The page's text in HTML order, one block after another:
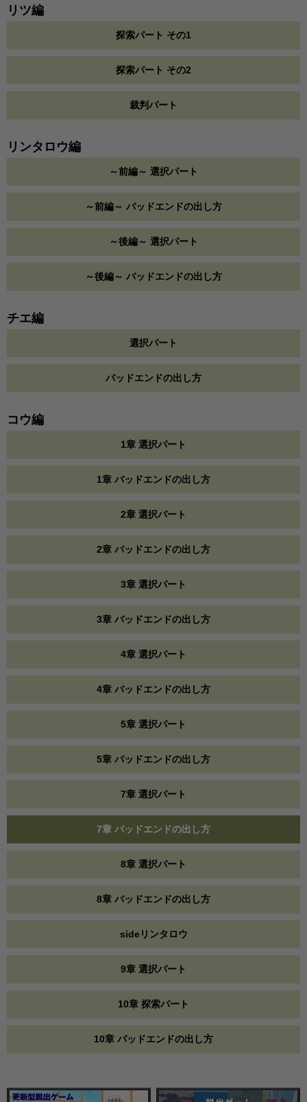
リツ編
探索パート その1
探索パート その2
裁判パート
リンタロウ編
～前編～ 選択パート
～前編～ バッドエンドの出し方
～後編～ 選択パート
～後編～ バッドエンドの出し方
チエ編
選択パート
バッドエンドの出し方
コウ編
1章 選択パート
1章 バッドエンドの出し方
2章 選択パート
2章 バッドエンドの出し方
3章 選択パート
3章 バッドエンドの出し方
4章 選択パート
4章 バッドエンドの出し方
5章 選択パート
5章 バッドエンドの出し方
7章 選択パート
7章 バッドエンドの出し方
8章 選択パート
8章 バッドエンドの出し方
sideリンタロウ
9章 選択パート
10章 探索パート
10章 バッドエンドの出し方